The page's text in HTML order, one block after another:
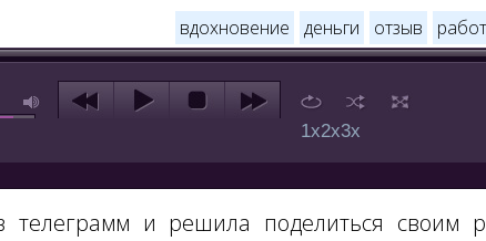
вдохновение деньги отзыв
1x2x3x
телеграмм и решила поделиться своим